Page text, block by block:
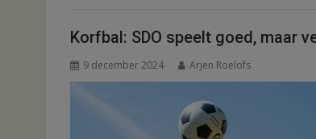
Korfbal: SDO speelt goed, maar
9 december 2024 Arjen Roelofs